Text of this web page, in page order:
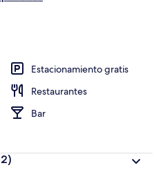
Estacionamiento gratis
Restaurantes
Bar